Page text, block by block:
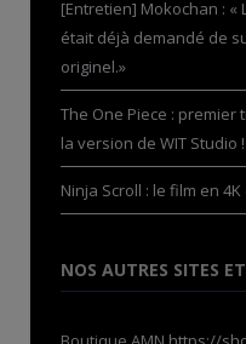
[Entretien] Mokochan : «
était déjà demandé de
originel.»
The One Piece :
la version de WIT Studio !
Ninja Scroll : le film en
NOS AUTRES SITES